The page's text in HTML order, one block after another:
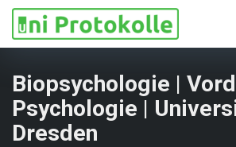
Biopsychologie |
Psychologie |
Dresden